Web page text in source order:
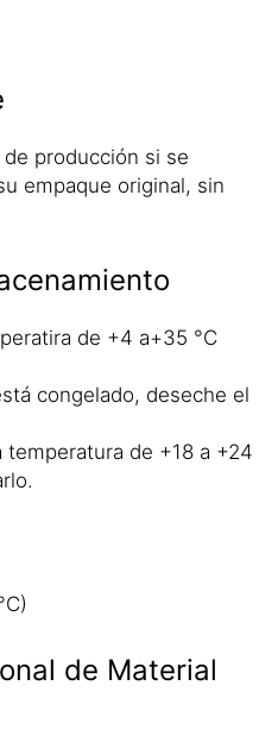
producción si se
empaque original, sin
de +4 a+35 °C
congelado, deseche el
de +18 a +24
de Material